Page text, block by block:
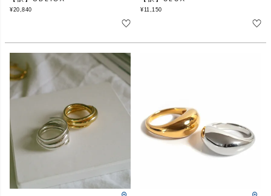
¥20,840 ¥11,150